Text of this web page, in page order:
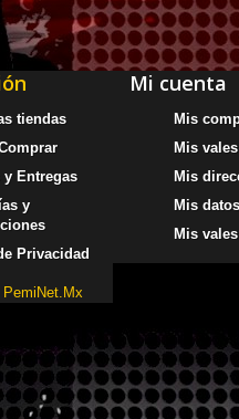
tiendas
Entregas
y
Privacidad
Mi cuenta
Mis
Mis
Mis
Mis
Mis vales